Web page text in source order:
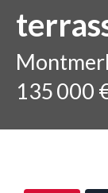
135 000